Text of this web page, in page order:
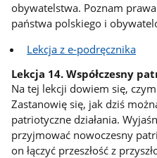
obywatelstwa. Poznam
państwa polskiego i
Lekcja z e-podręcznika
Lekcja 14. Współczesny
Na tej lekcji dowiem się,
Zastanowię się, jak dziś
patriotyczne działania.
przyjmować nowoczesny
on łączyć przeszłość z